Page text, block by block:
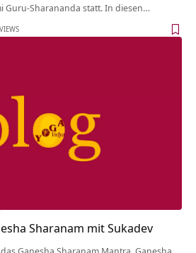
Guru-Sharananda statt. In diesen…
Sharanam mit Sukadev